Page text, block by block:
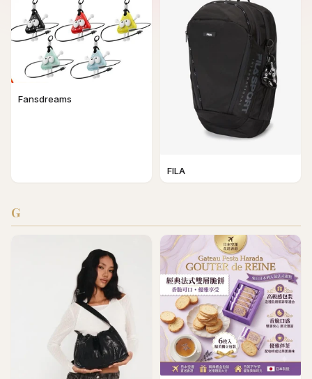
Fansdreams
FILA
G